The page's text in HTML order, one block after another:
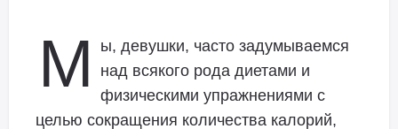
М
ы, девушки, часто задумываемся
над всякого рода диетами и
физическими упражнениями с
целью сокращения количества калорий,